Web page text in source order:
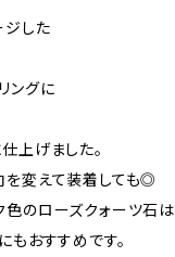
ジした
ングに
上げました。
を変えて装着しても◎
色のローズクォーツ石は
もおすすめです。